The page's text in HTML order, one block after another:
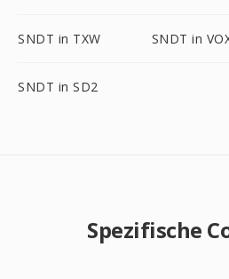
SNDT in TXW SNDT in
SNDT in SD2
Spezifische